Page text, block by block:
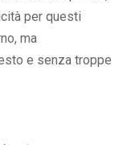
per questi
ma
e senza troppe